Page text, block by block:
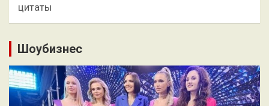
цитаты
Шоубизнес